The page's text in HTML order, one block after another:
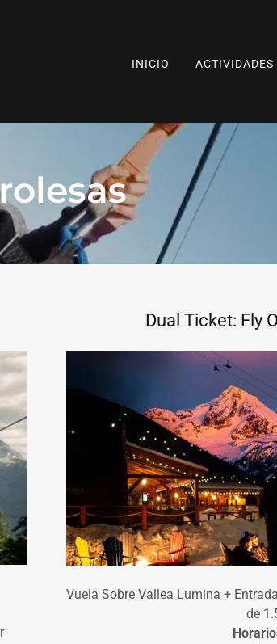
INICIO ACTIVIDADES
Dual Ticket: Fly
Vuela Sobre Vallea Lumina +
de